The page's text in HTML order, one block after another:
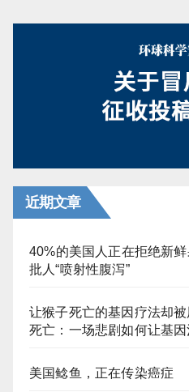
分
页
近期文章
40%的美国人正在拒绝新
批人“喷射性腹泻”
让猴子死亡的基因疗法却
死亡：一场悲剧如何让基
美国鲶鱼，正在传染癌症